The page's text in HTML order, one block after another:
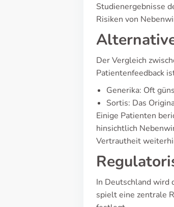
Studienergebnisse
Risiken von
Der Vergleich
Patientenfeedback
Generika: Oft
Sortis: Das
Einige Patienten
hinsichtlich
Vertrautheit
In Deutschland wird
spielt eine zentrale